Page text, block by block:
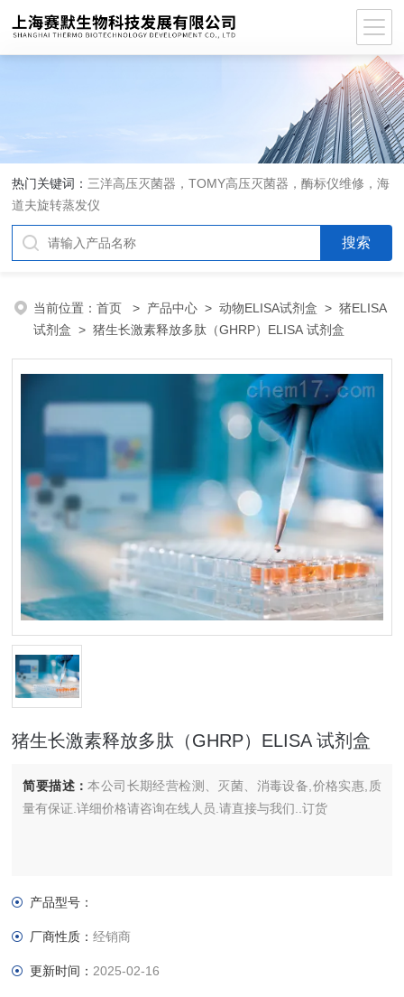
热门关键词： 三洋高压灭菌器，TOMY高压灭菌器，酶标仪维修，海
道夫旋转蒸发仪
当前位置：首页 > 产品中心 >动物ELISA试剂盒 >猪ELISA
试剂盒 > 猪生长激素释放多肽（GHRP）ELISA 试剂盒
猪生长激素释放多肽（GHRP）ELISA 试剂盒
简要描述：本公司长期经营检测、灭菌、消毒设备,价格实惠,质
量有保证.详细价格请咨询在线人员.请直接与我们..订货
产品型号：
厂商性质：经销商
更新时间： 2025-02-16